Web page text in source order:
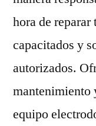
hora de reparar
capacitados y
autorizados.
mantenimiento
equipo